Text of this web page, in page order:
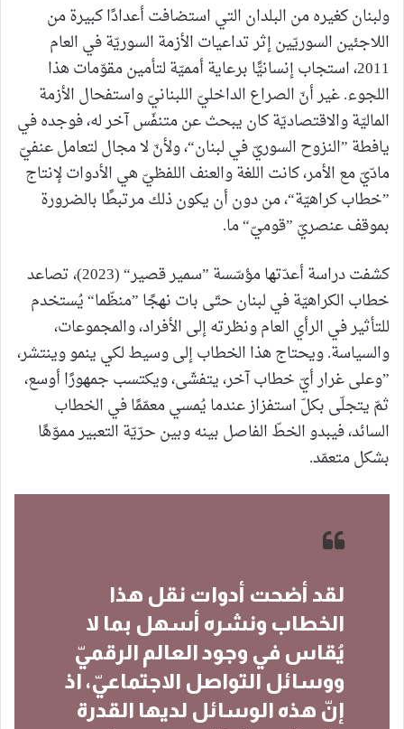
ولبنان كغيره من البلدان التي استضافت أعدادًا كبيرة من
اللاجئين السوريّين إثر تداعيات الأزمة السوريّة في العام
2011، استجاب إنسانيًّا برعاية أمميّة لتأمين مقوّمات هذا
اللجوء. غير أنّ الصراع الداخليّ اللبنانيّ واستفحال الأزمة
الماليّة والاقتصاديّة كان يبحث عن متنفّس آخر له، فوجده في
يافطة ”النزوح السوريّ في لبنان“، ولأنّ لا مجال لتعامل عنفيّ
مادّيّ مع الأمر، كانت اللغة والعنف اللفظيّ هي الأدوات لإنتاج
”خطاب كراهيّة“، من دون أن يكون ذلك مرتبطًا بالضرورة
بموقف عنصريّ ”قوميّ“ ما.
كشفت دراسة أعدّتها مؤسّسة ”سمير قصير“ (2023)، تصاعد
خطاب الكراهيّة في لبنان حتّى بات نهجًا ”منظّما“ يُستخدم
للتأثير في الرأي العام ونظرته إلى الأفراد، والمجموعات،
والسياسة. ويحتاج هذا الخطاب إلى وسيط لكي ينمو وينتشر،
”وعلى غرار أيّ خطاب آخر، يتفشّى، ويكتسب جمهورًا أوسع،
ثمّ يتجلّى بكلّ استفزاز عندما يُمسي معمّمًا في الخطاب
السائد، فيبدو الخطّ الفاصل بينه وبين حرّيّة التعبير مموّهًا
بشكل متعمّد.
لقد أضحت أدوات نقل هذا
الخطاب ونشره أسهل بما لا
يُقاس في وجود العالم الرقميّ
ووسائل التواصل الاجتماعيّ، اذ
إنّ هذه الوسائل لديها القدرة